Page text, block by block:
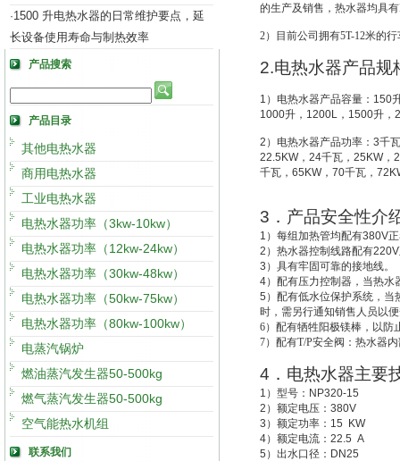
·1500 升电热水器的日常维护要点，延
长设备使用寿命与制热效率
产品搜索
产品目录
其他电热水器
商用电热水器
工业电热水器
电热水器功率（3kw-10kw）
电热水器功率（12kw-24kw）
电热水器功率（30kw-48kw）
电热水器功率（50kw-75kw）
电热水器功率（80kw-100kw）
电蒸汽锅炉
燃油蒸汽发生器50-500kg
燃气蒸汽发生器50-500kg
空气能热水机组
联系我们
的生产及销售，热水器均具
2）目前公司拥有5T-12米的
2.电热水器产品规
1 ）电热水器产品容量： 150
1000升 ， 1200L ， 1500升 ，
2 ）电热水器产品功率： 3千
22.5KW， 24千瓦， 25KW，
千瓦， 65KW， 70千瓦，
3 ．产品安全性介
1 ）每组加热管均配有380V
2 ）热水器控制线路配有220V
3 ）具有牢固可靠的接地线。
4）配有压力控制器，当热水
5 ）配有低水位保护系统， 当
时，需另行通知销售人员以
6）配有牺牲阳极镁棒，以防
7）配有T/P安全阀：热水器
4 ．电热水器主要
1 ）型号： NP320-15
2 ）额定电压： 380V
3 ）额定功率： 15 KW
4）额定电流： 22.5 A
5 ）出水口径： DN25